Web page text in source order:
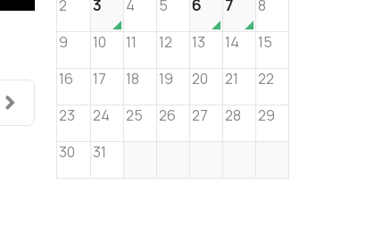
2
3 4 5 6 7
8
9
10 11 12 13 14
15
16
17 18 19 20 21
22
23
24 25 26 27 28
29
30
31